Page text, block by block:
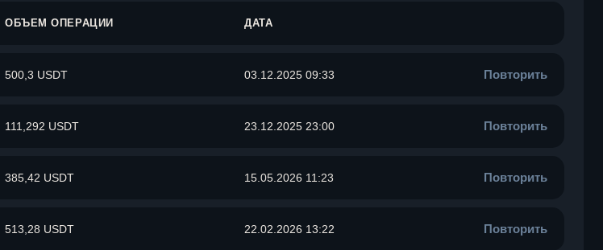
ОБЪЕМ ОПЕРАЦИИ ДАТА
500,3 USDT 03.12.2025 09:33 Повторить
111,292 USDT 23.12.2025 23:00 Повторить
385,42 USDT 15.05.2026 11:23 Повторить
513,28 USDT 22.02.2026 13:22 Повторить